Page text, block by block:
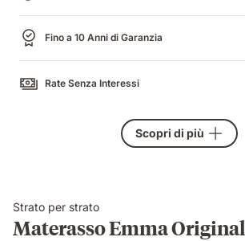
Fino a 10 Anni di Garanzia
Rate Senza Interessi
Scopri di più
Strato per strato
Materasso Emma Original